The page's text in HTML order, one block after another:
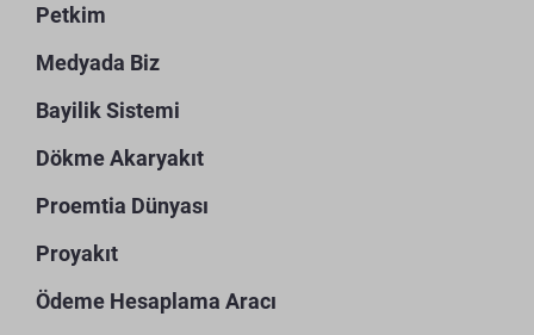
Petkim
Medyada Biz
Bayilik Sistemi
Dökme Akaryakıt
Proemtia Dünyası
Proyakıt
Ödeme Hesaplama Aracı